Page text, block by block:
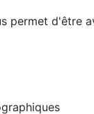
permet d'être